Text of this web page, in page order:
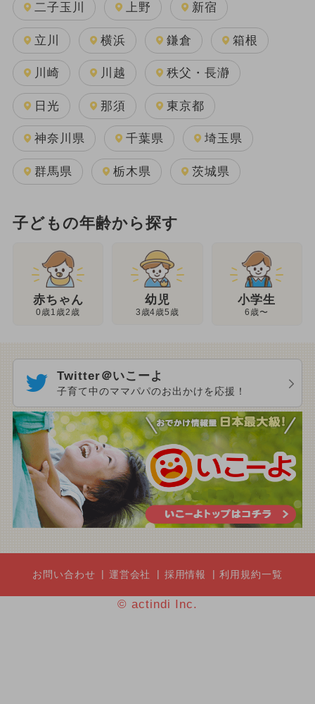
二子玉川 上野 新宿
立川 横浜 鎌倉 箱根
川崎 川越 秩父・長瀞
日光 那須 東京都
神奈川県 千葉県 埼玉県
群馬県 栃木県 茨城県
子どもの年齢から探す
赤ちゃん
0歳1歳2歳
幼児
3歳4歳5歳
小学生
6歳〜
Twitter＠いこーよ
子育て中のママパパのお出かけを応援！
お問い合わせ 運営会社 採用情報 利用規約一覧
© actindi Inc.